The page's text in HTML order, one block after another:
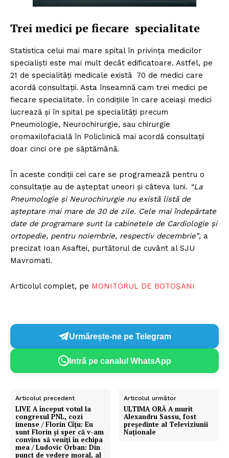
Trei medici pe fiecare specialitate
Statistica celui mai mare spital în privința medicilor
specialiști este mai mult decât edificatoare. Astfel, pe
21 de specialități medicale există 70 de medici care
acordă consultații. Asta înseamnă cam trei medici pe
fiecare specialitate. În condițiile în care aceiași medici
lucrează și în spital pe specialități precum
Pneumologie, Neurochirurgie, sau chirurgie
oromaxilofacială în Policlinică mai acordă consultații
doar cinci ore pe săptămână.
În aceste condiții cei care se programează pentru o
consultație au de așteptat uneori și câteva luni. “La
Pneumologie și Neurochirurgie nu există listă de
așteptare mai mare de 30 de zile. Cele mai îndepărtate
date de programare sunt la cabinetele de Cardiologie și
ortopedie, pentru noiembrie, respectiv decembrie”, a
precizat Ioan Asaftei, purtătorul de cuvânt al SJU
Mavromati.
Articolul complet, pe MONITORUL DE BOTOȘANI
Urmărește-ne pe Telegram
Intră pe canalul WhatsApp
Articolul precedent
LIVE A început votul la
congresul PNL, cozi
imense / Florin Cîțu: Eu
sunt Florin și sper că v-am
convins să veniți în echipa
mea / Ludovic Orban: Din
punct de vedere moral, al
Articolul următor
ULTIMA ORĂ A murit
Alexandru Sassu, fost
președinte al Televiziunii
Naționale